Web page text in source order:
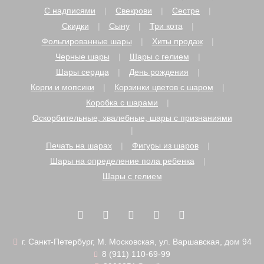
С надписями
Свекрови
Сестре
Скидки
Сыну
Три кота
Фольгированные шары
Хиты продаж
Черные шары
Шары с гелием
Шары сердца
День рождения
Корги и мопсики
Корзинки цветов с шаром
Коробка с шарами
Оскорбительные, хвалебные, шары с признаниями
Печать на шарах
Фигуры из шаров
Шары на определение пола ребенка
Шары с гелием
г. Санкт-Петербург, М. Московская, ул. Варшавская, дом 94
8 (911) 110-69-99